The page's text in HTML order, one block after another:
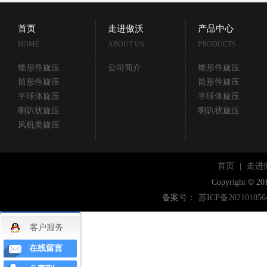
首页
HOME
锥形件旋压
筒形件旋压
半球体旋压
喇叭状旋压
风机类旋压
走进傲沃
ABOUT US
公司简介
产品中心
PRODUCTS
锥形件旋压
筒形件旋压
半球体旋压
喇叭状旋压
首页
走进
Copyright ©
备案号：
苏ICP备
客户服务
在线留言